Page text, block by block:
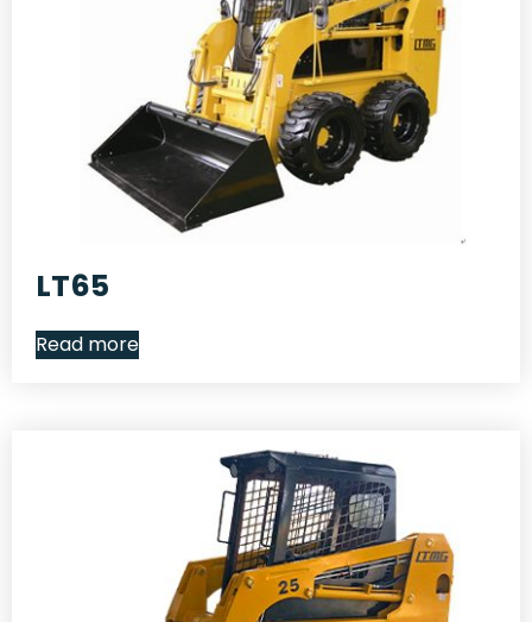
LT65
Read more